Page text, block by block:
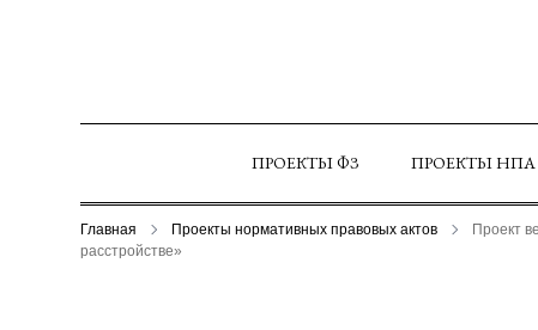
ПРОЕКТЫ ФЗ ПРОЕКТЫ НПА
Главная Проекты нормативных правовых актов
Проект
расстройстве»